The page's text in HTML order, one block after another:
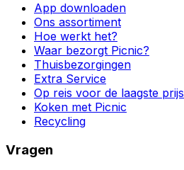
App downloaden
Ons assortiment
Hoe werkt het?
Waar bezorgt Picnic?
Thuisbezorgingen
Extra Service
Op reis voor de laagste prijs
Koken met Picnic
Recycling
Vragen